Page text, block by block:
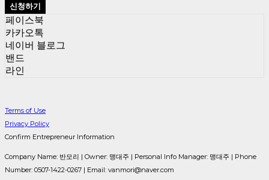
신청하기
페이스북
카카오톡
네이버 블로그
밴드
라인
Terms of Use
Privacy Policy
Confirm Entrepreneur Information
Company Name: 반모리 | Owner: 맹대주 | Personal Info Manager: 맹대주 | Phone
Number: 0507-1422-0267 | Email: vanmori@naver.com